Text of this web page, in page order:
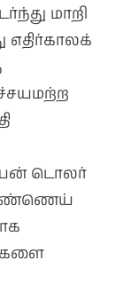
மாறி
எதிர்காலக்
டொலர்
எண்ணெய்